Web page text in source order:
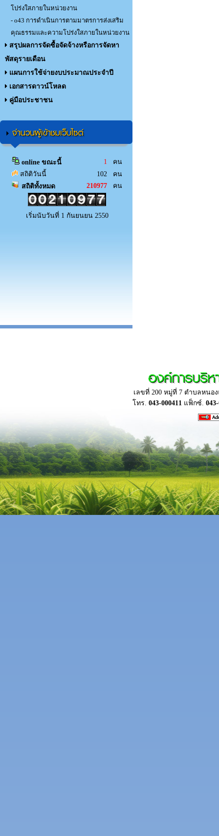
โปร่งใสภายในหน่วยงาน
- o43 การดำเนินการตามมาตรการส่งเสริม
คุณธรรมและความโปร่งใสภายในหน่วยงาน
สรุปผลการจัดซื้อจัดจ้างหรือการจัดหา
พัสดุรายเดือน
แผนการใช้จ่ายงบประมาณประจำปี
เอกสารดาวน์โหลด
คู่มือประชาชน
จำนวนผู้เข้าชมเว็บไซต์
online ขณะนี้ 1 คน
สถิติวันนี้
102 คน
สถิติทั้งหมด
210977 คน
เริ่มนับวันที่ 1 กันยนยน 2550
องค์การบริ
เลขที่ 200 หมู่ที่ 7 ตำบลหนอ
โทร. 043-000411แฟ็กซ์.